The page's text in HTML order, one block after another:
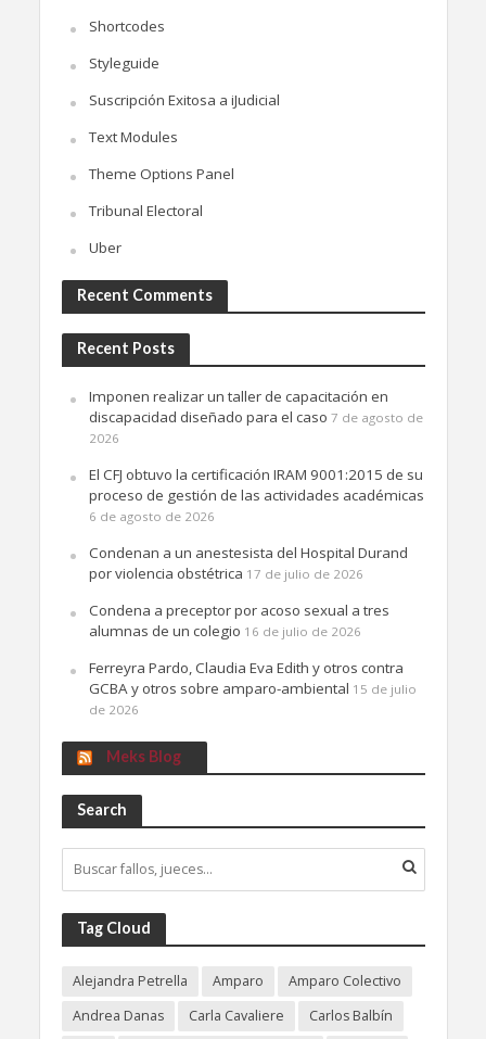
Shortcodes
Styleguide
Suscripción Exitosa a iJudicial
Text Modules
Theme Options Panel
Tribunal Electoral
Uber
Recent Comments
Recent Posts
Imponen realizar un taller de capacitación en
discapacidad diseñado para el caso 7 de agosto de
2026
El CFJ obtuvo la certificación IRAM 9001:2015 de su
proceso de gestión de las actividades académicas
6 de agosto de 2026
Condenan a un anestesista del Hospital Durand
por violencia obstétrica 17 de julio de 2026
Condena a preceptor por acoso sexual a tres
alumnas de un colegio 16 de julio de 2026
Ferreyra Pardo, Claudia Eva Edith y otros contra
GCBA y otros sobre amparo-ambiental 15 de julio
de 2026
Meks Blog
Search
Tag Cloud
Alejandra Petrella Amparo
Amparo Colectivo
Andrea Danas
Carla Cavaliere
Carlos Balbín